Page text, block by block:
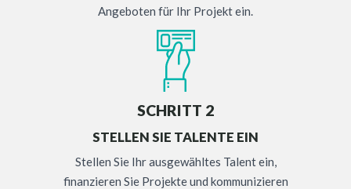
Angeboten für Ihr Projekt ein.
SCHRITT 2
STELLEN SIE TALENTE EIN
Stellen Sie Ihr ausgewähltes Talent ein,
finanzieren Sie Projekte und kommunizieren